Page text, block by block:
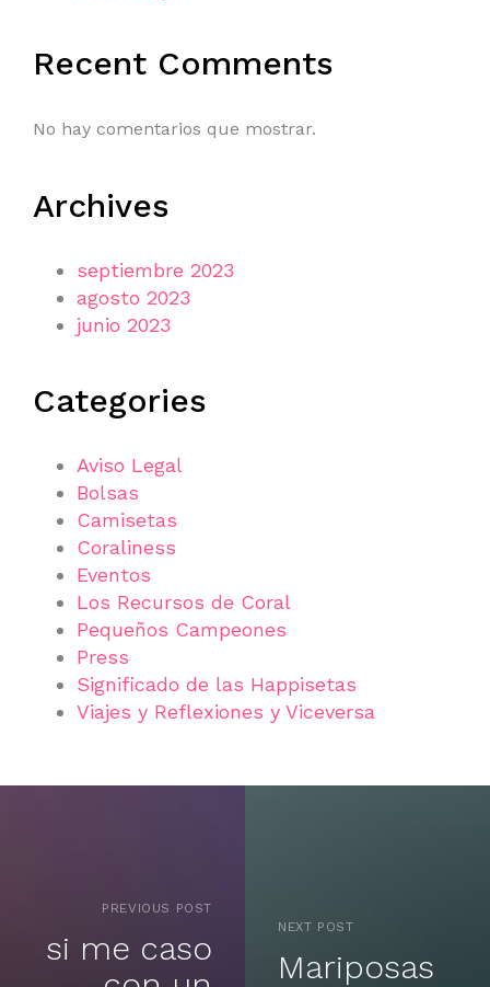
Recent Comments
No hay comentarios que mostrar.
Archives
septiembre 2023
agosto 2023
junio 2023
Categories
Aviso Legal
Bolsas
Camisetas
Coraliness
Eventos
Los Recursos de Coral
Pequeños Campeones
Press
Significado de las Happisetas
Viajes y Reflexiones y Viceversa
PREVIOUS POST
si me caso
NEXT POST
Mariposas